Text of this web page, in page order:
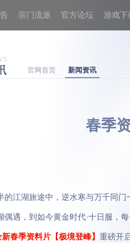
宗门流派 官方论坛 游戏下
官网首页 新闻资讯
春季
湖旅途中，逆水寒与万千同门
，到如今黄金时代·十日服，每
春季资料片【极境登峰】 重磅开